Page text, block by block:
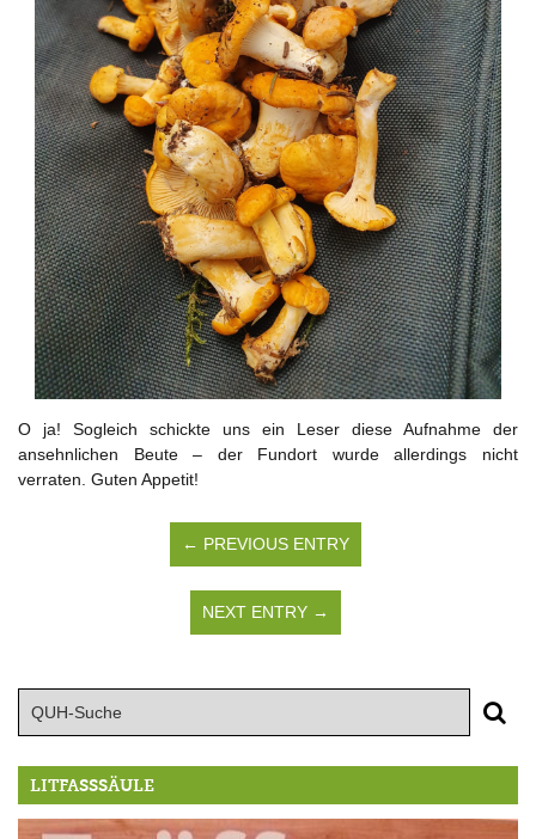
O ja! Sogleich schickte uns ein Leser diese Aufnahme der
ansehnlichen Beute – der Fundort wurde allerdings nicht
verraten. Guten Appetit!
← PREVIOUS ENTRY
NEXT ENTRY →
LITFASSSÄULE